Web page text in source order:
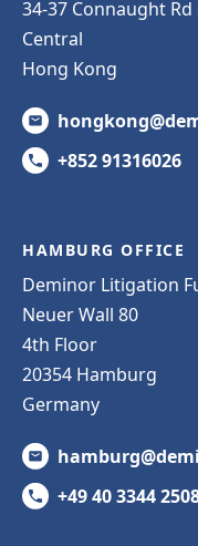
34-37 Connaught Rd
Central
Hong Kong
+852 91316026
HAMBURG OFFICE
Deminor Litigation
Neuer Wall 80
4th Floor
20354 Hamburg
Germany
+49 40 3344